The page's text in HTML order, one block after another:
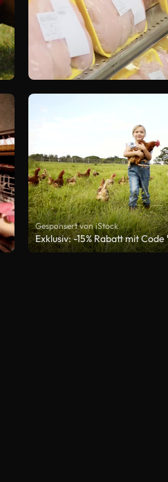
Gesponsert von iStock
Exklusiv: -15% Rabatt mit Code